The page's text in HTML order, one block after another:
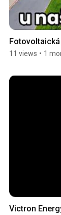
11 views • 1
Victron